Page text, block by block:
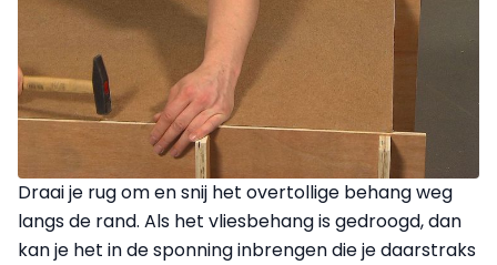
Draai je rug om en snij het overtollige behang weg
langs de rand. Als het vliesbehang is gedroogd, dan
kan je het in de sponning inbrengen die je daarstraks